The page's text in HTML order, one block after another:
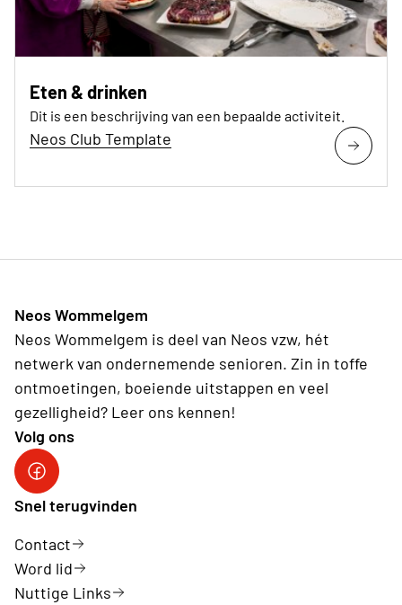
Eten & drinken
Dit is een beschrijving van een bepaalde activiteit.
Neos Club Template
Neos Wommelgem
Neos Wommelgem is deel van Neos vzw, hét
netwerk van ondernemende senioren. Zin in toffe
ontmoetingen, boeiende uitstappen en veel
gezelligheid? Leer ons kennen!
Volg ons
Facebook NeosWommelgem
Snel terugvinden
Contact
Word lid
Nuttige Links